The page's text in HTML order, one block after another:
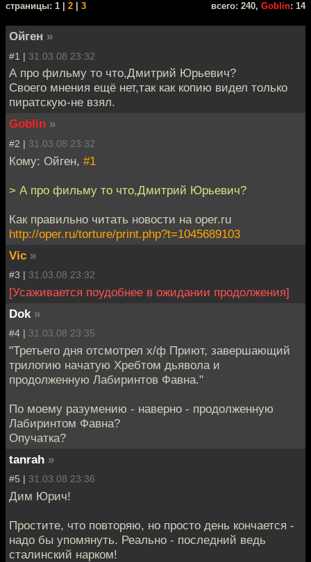
cтраницы: 1 | 2 3 всего: 240, Goblin: 14
Ойген »
#1 | 31.03.08 23:32
А про фильму то что,Дмитрий Юрьевич?
Своего мнения ещё нет,так как копию видел только
пиратскую-не взял.
Goblin »
#2 | 31.03.08 23:32
Кому: Ойген, #1
> А про фильму то что,Дмитрий Юрьевич?
Как правильно читать новости на oper.ru
http://oper.ru/torture/print.php?t=1045689103
Vic »
#3 | 31.03.08 23:32
[Усаживается поудобнее в ожидании продолжения]
Dok »
#4 | 31.03.08 23:35
"Третьего дня отсмотрел х/ф Приют, завершающий
трилогию начатую Хребтом дьявола и
продолженную Лабиринтов Фавна."
По моему разумению - наверно - продолженную
Лабиринтом Фавна?
Опучатка?
tanrah »
#5 | 31.03.08 23:36
Дим Юрич!
Простите, что повторяю, но просто день кончается -
надо бы упомянуть. Реально - последний ведь
сталинский нарком!